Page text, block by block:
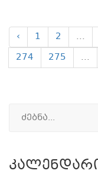
‹ 1 2 ...
274
275 ...